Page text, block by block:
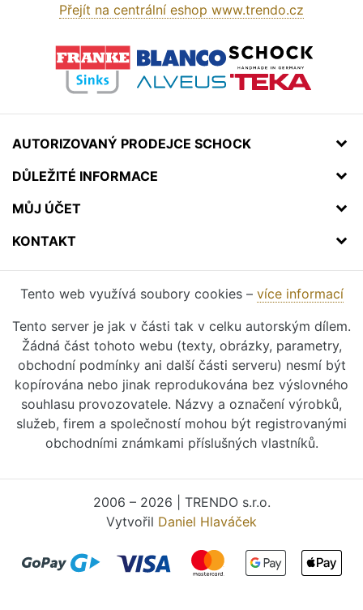
Přejít na centrální eshop www.trendo.cz
AUTORIZOVANÝ PRODEJCE SCHOCK
DŮLEŽITÉ INFORMACE
MŮJ ÚČET
KONTAKT
Tento web využívá soubory cookies – více informací
Tento server je jak v části tak v celku autorským dílem.
Žádná část tohoto webu (texty, obrázky, parametry,
obchodní podmínky ani další části serveru) nesmí být
kopírována nebo jinak reprodukována bez výslovného
souhlasu provozovatele. Názvy a označení výrobků,
služeb, firem a společností mohou být registrovanými
obchodními známkami příslušných vlastníků.
2006 – 2026 | TRENDO s.r.o.
Vytvořil Daniel Hlaváček